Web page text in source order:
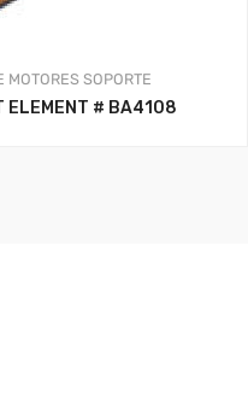
MOTORES SOPORTE
ELEMENT # BA4108